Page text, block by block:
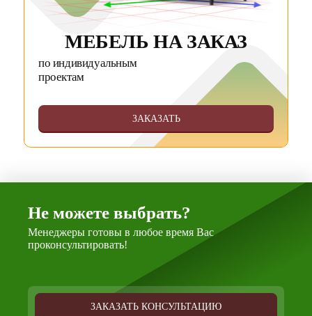
МЕБЕЛЬ НА ЗАКАЗ
по индивидуальным
проектам
ЗАКАЗАТЬ
Не можете выбрать?
Менеджеры готовы в любое время Вас
проконсультировать!
ЗАКАЗАТЬ КОНСУЛЬТАЦИЮ